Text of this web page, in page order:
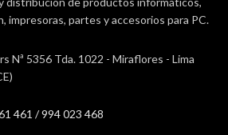
impresoras, partes y accesorios para PC.
Nª 5356 Tda. 1022 - Miraflores - Lima
461 / 994 023 468